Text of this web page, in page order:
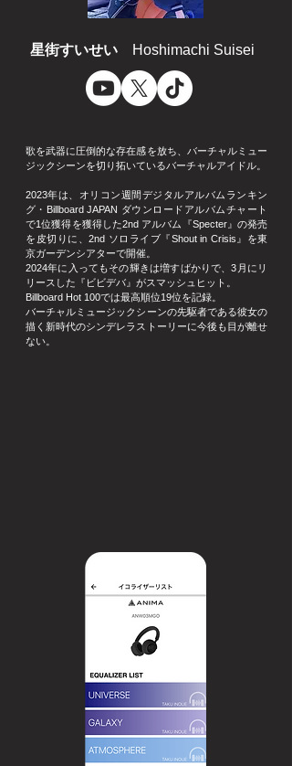
星街すいせい Hoshimachi Suisei
歌を武器に圧倒的な存在感を放ち、バーチャルミュー
ジックシーンを切り拓いているバーチャルアイドル。
2023年は、オリコン週間デジタルアルバムランキン
グ・Billboard JAPAN ダウンロードアルバムチャート
で1位獲得を獲得した2nd アルバム『Specter』の発売
を皮切りに、2nd ソロライブ『Shout in Crisis』を東
京ガーデンシアターで開催。
2024年に入ってもその輝きは増すばかりで、3月にリ
リースした『ビビデバ』がスマッシュヒット。
Billboard Hot 100では最高順位19位を記録。
バーチャルミュージックシーンの先駆者である彼女の
描く新時代のシンデレラストーリーに今後も目が離せ
ない。